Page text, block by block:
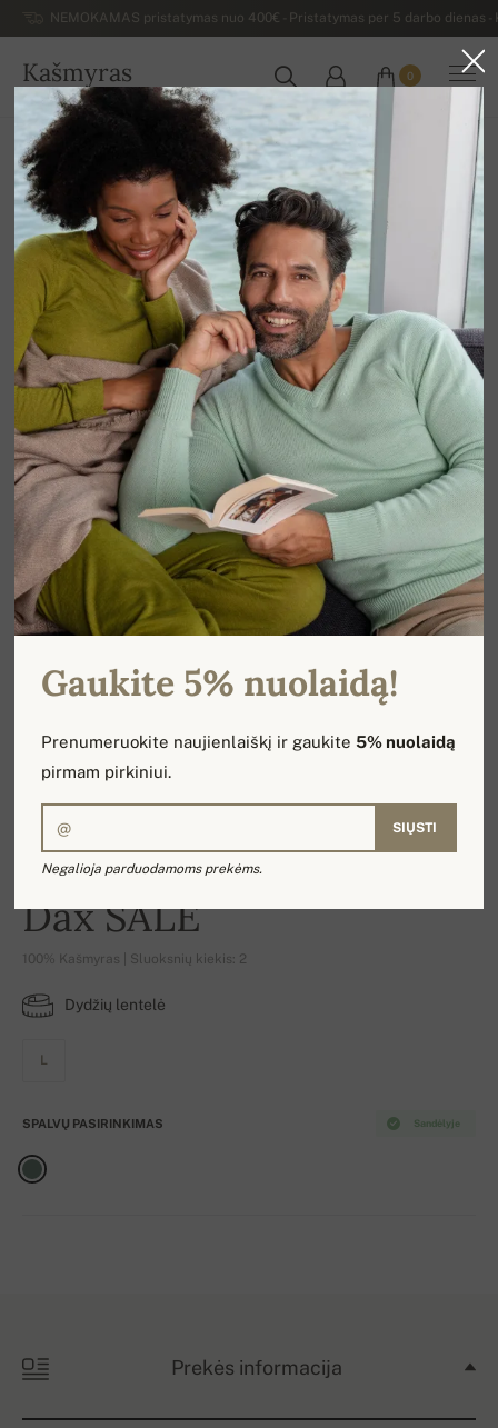
NEMOKAMAS pristatymas nuo 400€ - Pristatymas per 5 darbo dienas
Kašmyras
LIETUVA
0
Atgal VYRIŠKI MEGZTINIAI
-16%
Dax SALE
100% Kašmyras | Sluoksnių kiekis: 2
Dydžių lentelė
L
Sandėlyje
SPALVŲ PASIRINKIMAS
Prekės informacija
Gaukite 5% nuolaidą!
Prenumeruokite naujienlaiškį ir gaukite5% nuolaidą
pirmam pirkiniui.
SIŲSTI
Negalioja parduodamoms prekėms.